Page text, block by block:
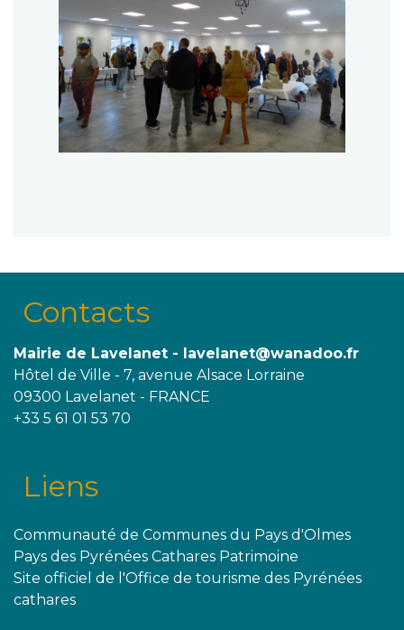
Contacts
Mairie de Lavelanet - lavelanet@wanadoo.fr
Hôtel de Ville - 7, avenue Alsace Lorraine
09300 Lavelanet - FRANCE
+33 5 61 01 53 70
Liens
Communauté de Communes du Pays d'Olmes
Pays des Pyrénées Cathares Patrimoine
Site officiel de l'Office de tourisme des Pyrénées
cathares